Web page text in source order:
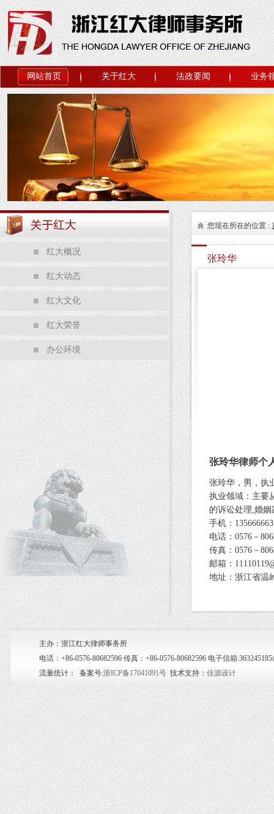
网站首页 关于红大 法政要闻 业务
红大概况
红大动态
红大文化
红大荣誉
办公环境
您现在所在的位置 :
张玲华
张玲华律师个
张玲华，男，执
执业领域：主要
的诉讼处理,婚
手机：
电话：0576－
传真：0576－
邮箱：
地址：浙江省温
主办：浙江红大律师事务所
电话：+86-0576-80682596 传真：+86-0576-80682596 电子信箱
流量统计：
备案号:浙ICP备17041091号技术支持： 佳源设计